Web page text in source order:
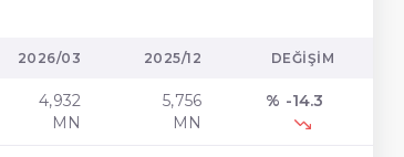
2026/03 2025/12 DEĞIŞIM
4,932
MN
5,756
MN
% -14.3